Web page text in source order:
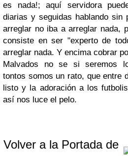
es nada!; aquí servidora
diarias y seguidas hablando sin
arreglar no iba a arreglar nada,
consiste en ser "experto de
arreglar nada. Y encima cobrar
Malvados no se si seremos
tontos somos un rato, que entre
listo y la adoración a los
así nos luce el pelo.
Volver a la Portada de